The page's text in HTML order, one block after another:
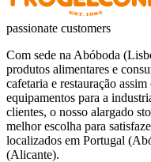
passionate customers
Com sede na Abóboda
produtos alimentares e
cafetaria e restauração
equipamentos para a
clientes, o nosso alargado
melhor escolha para
localizados em Portugal
(Alicante).